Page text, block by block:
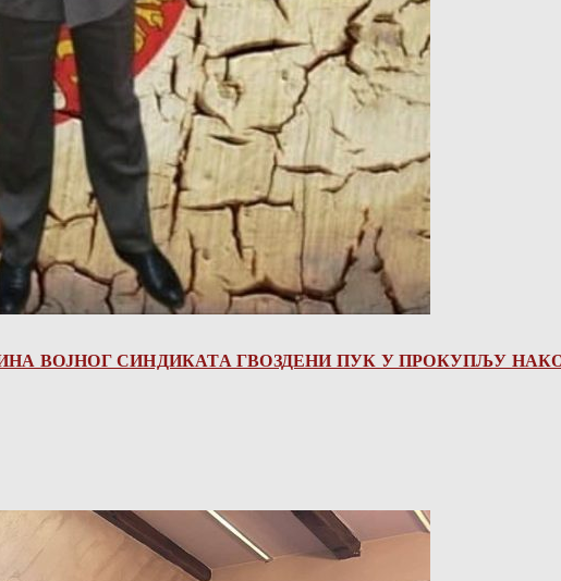
ВОЈНОГ СИНДИКАТА ГВОЗДЕНИ ПУК У ПРОКУПЉУ